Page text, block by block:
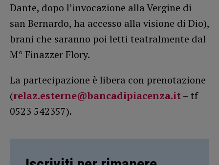
Dante, dopo l’invocazione alla Vergine di
san Bernardo, ha accesso alla visione di Dio),
brani che saranno poi letti teatralmente dal
M° Finazzer Flory.
La partecipazione è libera con prenotazione
(relaz.esterne@bancadipiacenza.it– tf
0523 542357).